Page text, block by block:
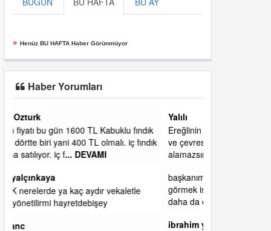
» Henüz BU HAFTA Haber Görünmüyor
Haber Yorumları
Yalılı
Ereğlinin en değerli en gözde yeri yalı caddesi
ve çevresidir. Metrekaresi 500 bin liraya
alamazsın.
başkanım seni belediye başkanlığında da
görmek isteriz senin ereyliye katkın çok oldu
daha da olacaktır
ibrahim yalçınkaya